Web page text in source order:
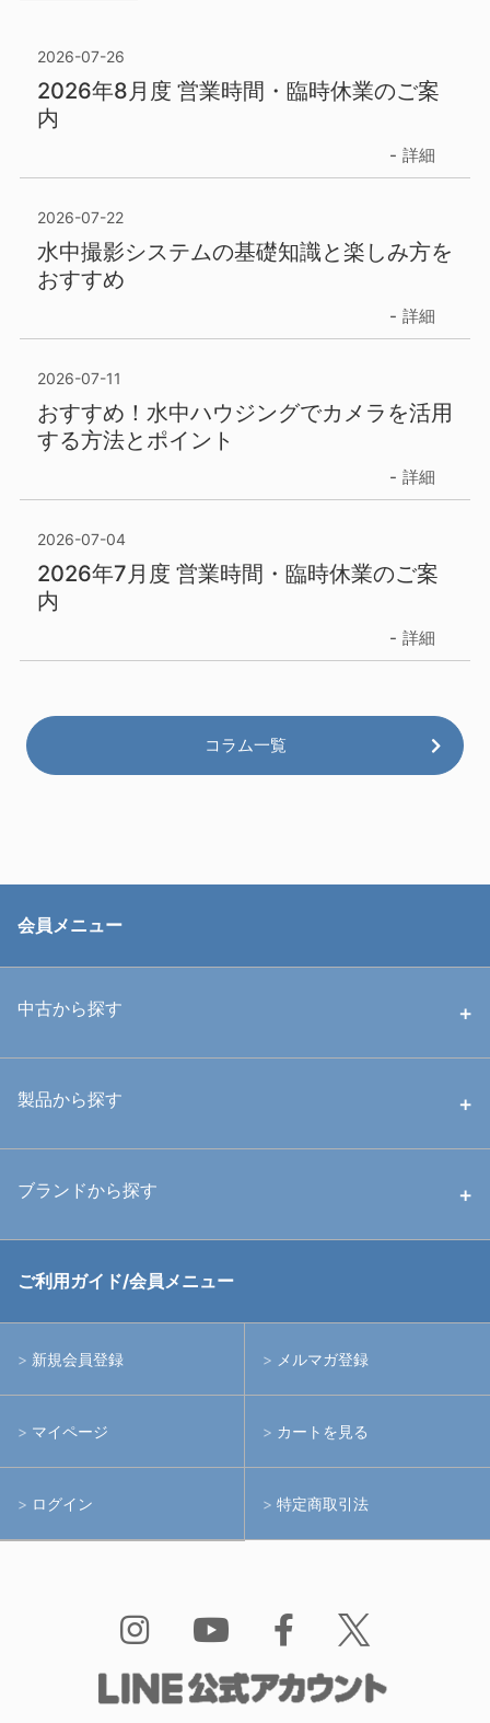
2026-07-26
2026年8月度 営業時間・臨時休業のご案
内
詳細
2026-07-22
水中撮影システムの基礎知識と楽しみ方を
おすすめ
詳細
2026-07-11
おすすめ！水中ハウジングでカメラを活用
する方法とポイント
詳細
2026-07-04
2026年7月度 営業時間・臨時休業のご案
内
詳細
コラム一覧
会員メニュー
中古から探す
中古ハウジング
中古アームシステム
製品から探す
ハウジング
ライト
アームシステム
アクションカメラ(GoPro等)
水中用品
ブランドから探す
RGBlue
イノン
ご利用ガイド/会員メニュー
新規会員登録 メルマガ登録
マイページ カートを見る
ログイン 特定商取引法